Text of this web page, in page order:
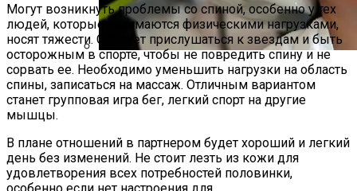
Лунный Календарь Окрашивания
Волос На Октябрь 2025 Года
Могут возникнуть проблемы со спиной, особенно у тех
людей, которые занимаются физическими нагрузками,
носят тяжести. Следует прислушаться к звездам и быть
осторожным в спорте, чтобы не повредить спину и не
сорвать ее. Необходимо уменьшить нагрузки на область
спины, записаться на массаж. Отличным вариантом
станет групповая игра бег, легкий спорт на другие
мышцы.
В плане отношений в партнером будет хороший и легкий
день без изменений. Не стоит лезть из кожи для
удовлетворения всех потребностей половинки,